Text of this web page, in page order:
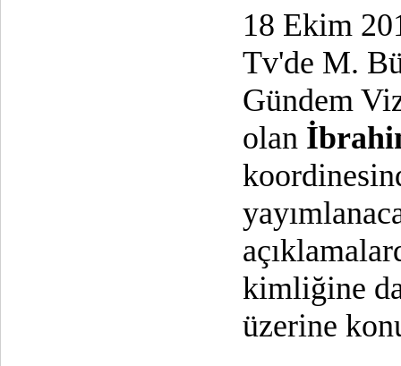
18 Ekim
Tv'de M.
Gündem
olan
kimliğine
üzerine